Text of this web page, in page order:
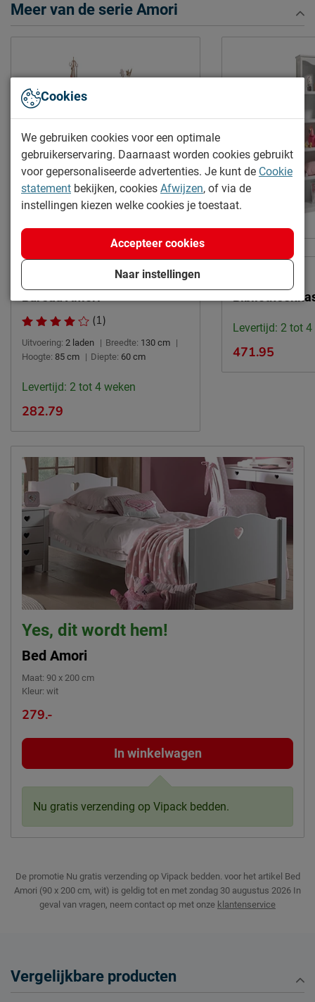
Uitvoering
Excl. matras en bedbodem
Kleur
wit
Type bed
Goed om te weten
Onderhoud
Afnemen met een vochtig
doekje
Garantie
2 jaar garantie volgens CBW
voorwaarden
Montage
niet inbegrepen
Overige
Kijk ook eens naar de
bijpassende bijmeubelen
Duurzaam duurzamer product
Leveranciersinformatie
Naam
Locatie
Emailadres
sales@vipack.be
Meer van de serie Amori
(1)
Uitvoering: 2 laden | Breedte: 130 cm |
Hoogte: 85 cm | Diepte: 60 cm
Levertijd: 2 tot 4 weken
282.79
Levertijd: 2 tot 4
471.95
Yes, dit wordt hem!
Bed Amori
Maat: 90 x 200 cm
Kleur: wit
279.-
In winkelwagen
Nu gratis verzending op Vipack bedden.
De promotie Nu gratis verzending op Vipack bedden. voor het artikel Bed
Amori (90 x 200 cm, wit) is geldig tot en met zondag 30 augustus 2026 In
geval van vragen, neem contact op met onze klantenservice
Vergelijkbare producten
Cookies
We gebruiken cookies voor een optimale
gebruikerservaring. Daarnaast worden cookies gebruikt
voor gepersonaliseerde advertenties. Je kunt de Cookie
statement bekijken, cookies Afwijzen, of via de
instellingen kiezen welke cookies je toestaat.
Naar instellingen
Accepteer cookies